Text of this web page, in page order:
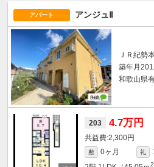
アパート アンジュⅡ
ＪＲ紀勢
築年月
和歌山県
203 4.7万円
2,300円
敷 0ヶ月 礼
2